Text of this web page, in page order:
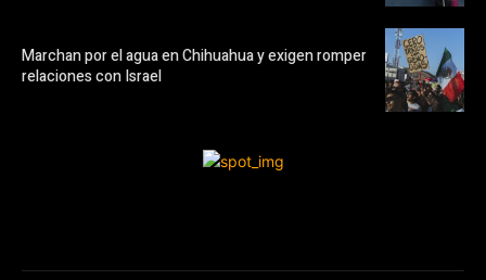
Marchan por el agua en Chihuahua y exigen romper
relaciones con Israel